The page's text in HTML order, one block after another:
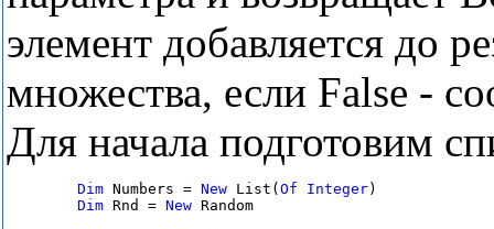
элемент добавляется до
множества, если False -
Для начала подготовим
Dim Numbers = New List( Of Integer)
Dim Rnd = New Random